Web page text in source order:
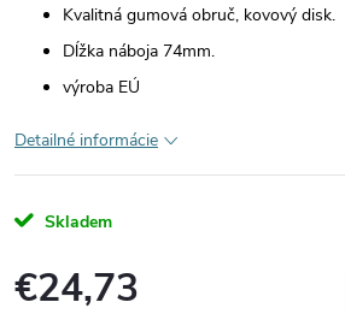
Kvalitná gumová obruč, kovový disk.
Dĺžka náboja 74mm.
výroba EÚ
Detailné informácie
Skladem
€24,73